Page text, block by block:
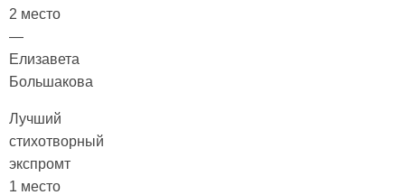
2 место
—
Елизавета
Большакова
Лучший
стихотворный
экспромт
1 место